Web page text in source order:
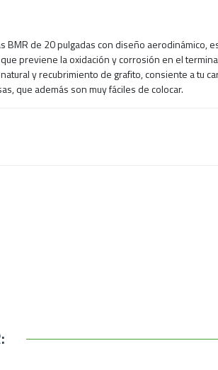
BMR de 20 pulgadas con diseño aerodinámico,
previene la oxidación y corrosión en el
y recubrimiento de grafito, consiente a tu
que además son muy fáciles de colocar.